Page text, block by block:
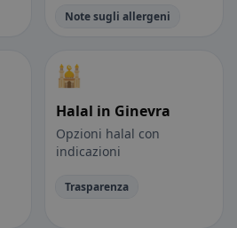
Note sugli allergeni
🕌
Halal in Ginevra
Opzioni halal con
indicazioni
Trasparenza